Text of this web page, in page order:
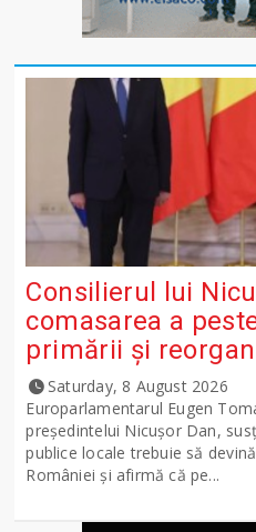
Consilierul lui
comasarea a
primării și
Saturday, 8 August 2026
Europarlamentarul Eugen
președintelui Nicușor Dan,
publice locale trebuie să
României și afirmă că pe...